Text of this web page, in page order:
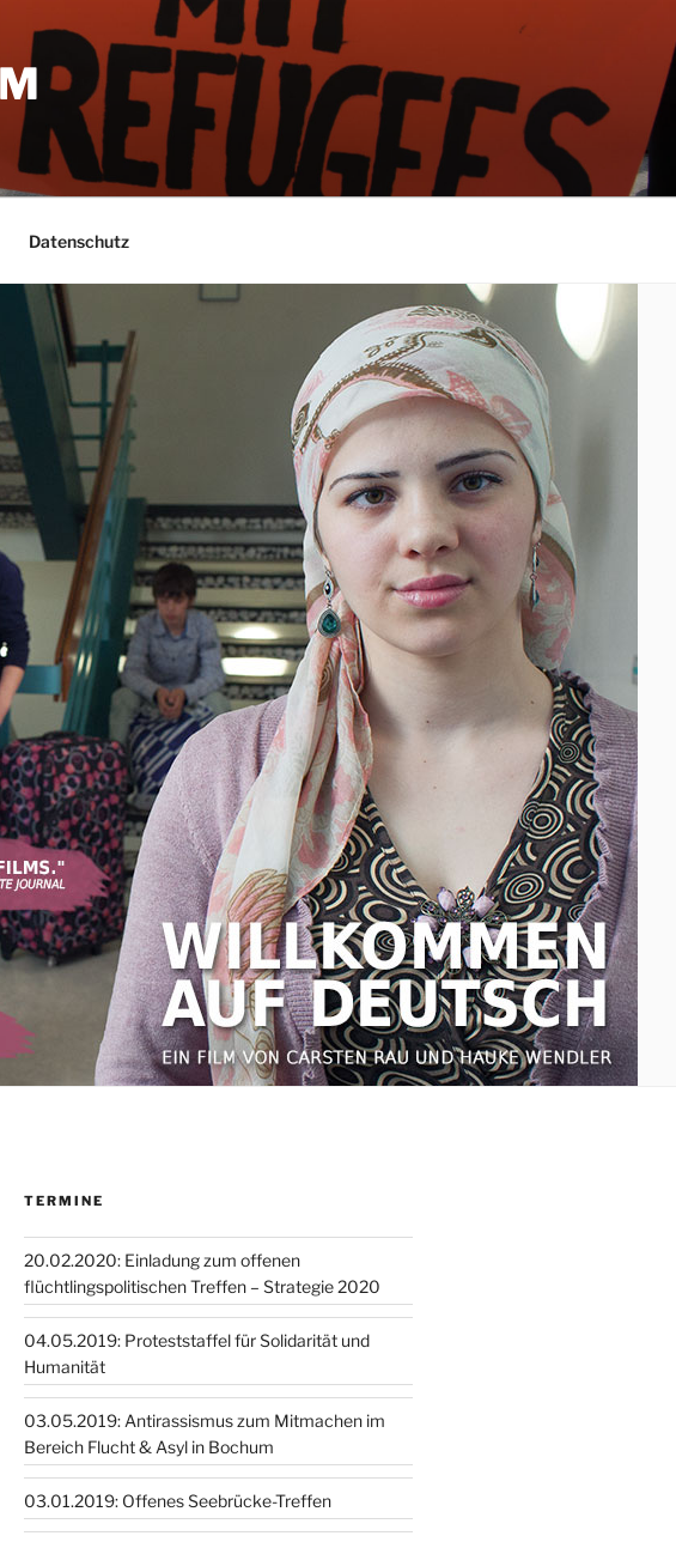
Datenschutz
TERMINE
20.02.2020: Einladung zum offenen
flüchtlingspolitischen Treffen – Strategie 2020
04.05.2019: Proteststaffel für Solidarität und
Humanität
03.05.2019: Antirassismus zum Mitmachen im
Bereich Flucht & Asyl in Bochum
03.01.2019: Offenes Seebrücke-Treffen